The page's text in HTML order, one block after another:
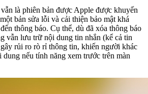
là phiên bản được Apple được khuyến
bản sửa lỗi và cải thiện bảo mật khá
thông báo. Cụ thể, dù đã xóa thông báo
vẫn lưu trữ nội dung tin nhắn (kể cả tin
rủi ro rò rỉ thông tin, khiến người khác
nếu tính năng xem trước trên màn